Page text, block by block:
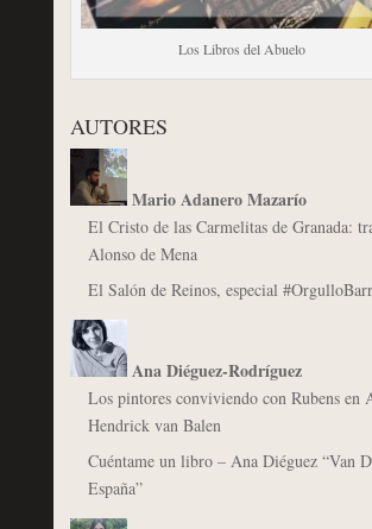
Los Libros del Abuelo
AUTORES
Mario Adanero Mazarío
El Cristo de las Carmelitas de Granada:
Alonso de Mena
El Salón de Reinos, especial
Ana Diéguez-Rodríguez
Los pintores conviviendo con Rubens en
Hendrick van Balen
Cuéntame un libro – Ana Diéguez “Van
España”